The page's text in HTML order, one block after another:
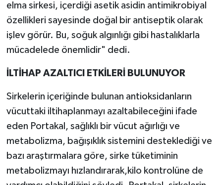
elma sirkesi, içerdiği asetik asidin antimikrobiyal
özellikleri sayesinde doğal bir antiseptik olarak
işlev görür. Bu, soğuk algınlığı gibi hastalıklarla
mücadelede önemlidir" dedi.
İLTİHAP AZALTICI ETKİLERİ BULUNUYOR
Sirkelerin içeriğinde bulunan antioksidanların
vücuttaki iltihaplanmayı azaltabileceğini ifade
eden Portakal, sağlıklı bir vücut ağırlığı ve
metabolizma, bağışıklık sistemini desteklediği ve
bazı araştırmalara göre, sirke tüketiminin
metabolizmayı hızlandırarak,kilo kontrolüne de